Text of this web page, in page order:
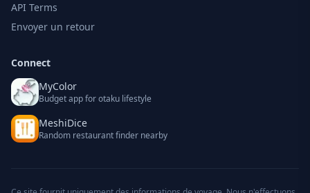
API Terms
Envoyer un retour
Connect
MyColor
Budget app for otaku lifestyle
MeshiDice
Random restaurant finder nearby